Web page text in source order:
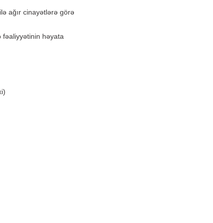
ağır cinayətlərə görə
fəaliyyətinin həyata